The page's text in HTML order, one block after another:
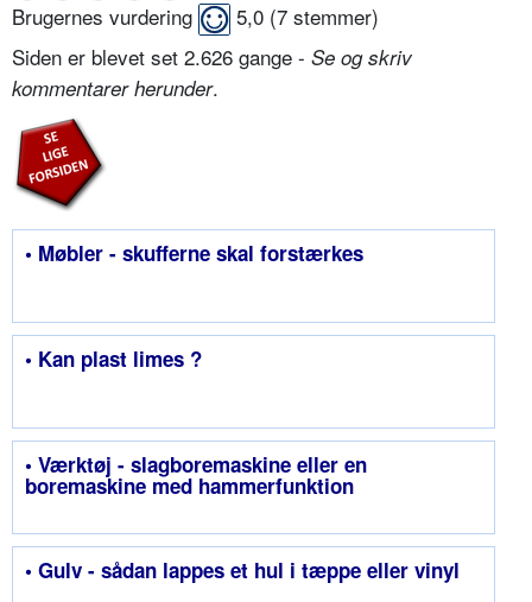
Brugernes vurdering 5,0 (7 stemmer)
Siden er blevet set 2.626 gange - Se og skriv
kommentarer herunder.
• Møbler - skufferne skal forstærkes
• Kan plast limes ?
• Værktøj - slagboremaskine eller en
boremaskine med hammerfunktion
• Gulv - sådan lappes et hul i tæppe eller vinyl